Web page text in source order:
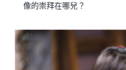
像的崇拜在哪兒？